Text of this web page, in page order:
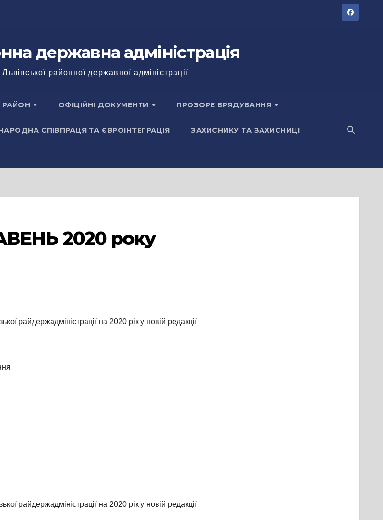
державна адміністрація
районної державної адміністрації
РАЙОН ОФІЦІЙНІ ДОКУМЕНТИ ПРОЗОРЕ ВРЯДУВАННЯ
СПІВПРАЦЯ ТА ЄВРОІНТЕГРАЦІЯ ЗАХИСНИКУ ТА ЗАХИСНИЦІ
2020 року
райдержадміністрації на 2020 рік у новій редакції
райдержадміністрації на 2020 рік у новій редакції